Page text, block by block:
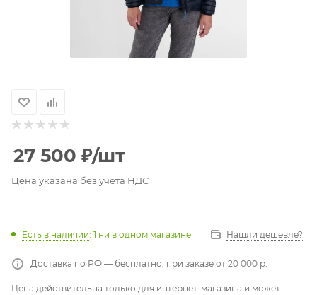
27 500 ₽/шт
Цена указана без учета НДС
Есть в наличии: 1 ни в одном магазине Нашли дешевле?
Доставка по РФ — бесплатно, при заказе от 20 000 р.
Цена действительна только для интернет-магазина и может